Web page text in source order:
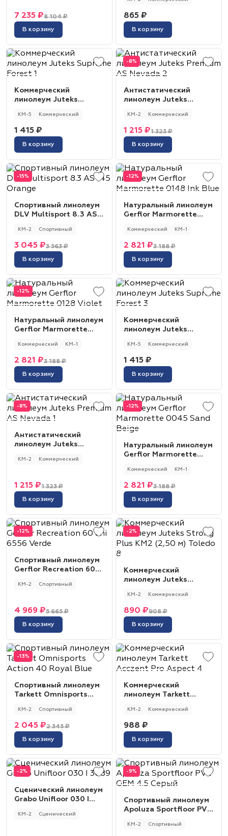
8 104 ₽
7 235 ₽
В корзину
3,00 м) Toledo 8
865 ₽
В корзину
Коммерческий
линолеум Juteks
КМ-5 Коммерческий
1 415 ₽
В корзину
-8%
Антистатический
линолеум Juteks
КМ-2 Коммерческий
1 323 ₽
1 215 ₽
В корзину
-15%
Спортивный линолеум
DLV Multisport 8.3 AS
КМ-2 Спортивный
3 563 ₽
3 045 ₽
В корзину
-12%
Натуральный линолеум
Gerflor Marmorette
Коммерческий КМ-1
3 188 ₽
2 821 ₽
В корзину
-12%
Натуральный линолеум
Gerflor Marmorette
Коммерческий КМ-1
3 188 ₽
2 821 ₽
В корзину
Коммерческий
линолеум Juteks
КМ-5 Коммерческий
1 415 ₽
В корзину
-8%
Антистатический
линолеум Juteks
КМ-2 Коммерческий
1 323 ₽
1 215 ₽
В корзину
-12%
Натуральный линолеум
Gerflor Marmorette
Коммерческий КМ-1
3 188 ₽
2 821 ₽
В корзину
-12%
Спортивный линолеум
Gerflor Recreation 60
КМ-2 Спортивный
5 665 ₽
4 969 ₽
В корзину
-2%
Коммерческий
линолеум Juteks
м) Toledo 8
КМ-2 Коммерческий
908 ₽
890 ₽
В корзину
-13%
Спортивный линолеум
Tarkett Omnisports
КМ-2 Спортивный
2 345 ₽
2 045 ₽
В корзину
Коммерческий
линолеум Tarkett
КМ-2 Коммерческий
988 ₽
В корзину
-2%
Сценический линолеум
Grabo Unifloor 030 I
КМ-2 Сценический
-9%
Спортивный линолеум
Apoluza Sportfloor PVC
КМ-2 Спортивный